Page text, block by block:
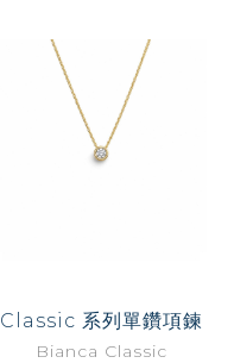
Classic 系列單鑽項鍊
Bianca Classic